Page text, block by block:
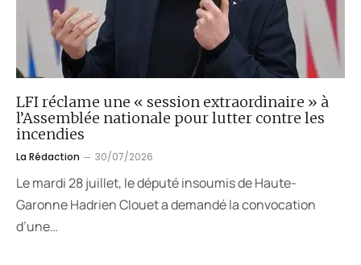
LFI réclame une « session extraordinaire » à
l’Assemblée nationale pour lutter contre les
incendies
La Rédaction 30/07/2026
Le mardi 28 juillet, le député insoumis de Haute-
Garonne Hadrien Clouet a demandé la convocation
d’une…